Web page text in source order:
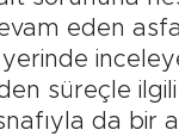
eden
yerinde
süreçle
da bir